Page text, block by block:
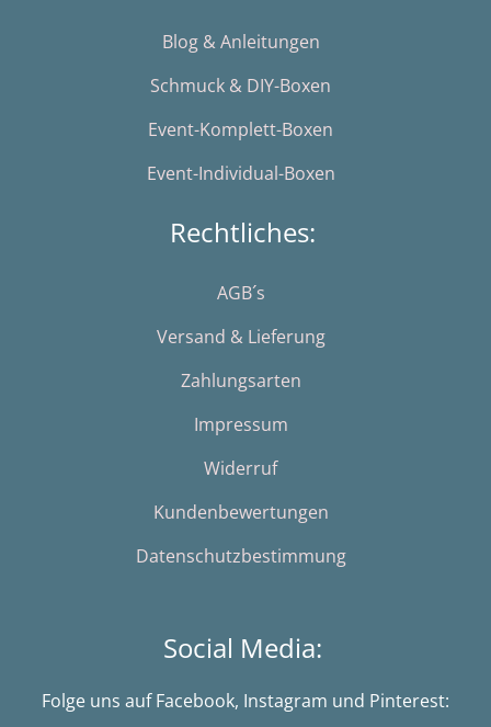
Blog & Anleitungen
Schmuck & DIY-Boxen
Event-Komplett-Boxen
Event-Individual-Boxen
Rechtliches:
AGB´s
Versand & Lieferung
Zahlungsarten
Impressum
Widerruf
Kundenbewertungen
Datenschutzbestimmung
Social Media:
Folge uns auf Facebook, Instagram und Pinterest: